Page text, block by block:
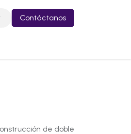
Contáctanos
de doble